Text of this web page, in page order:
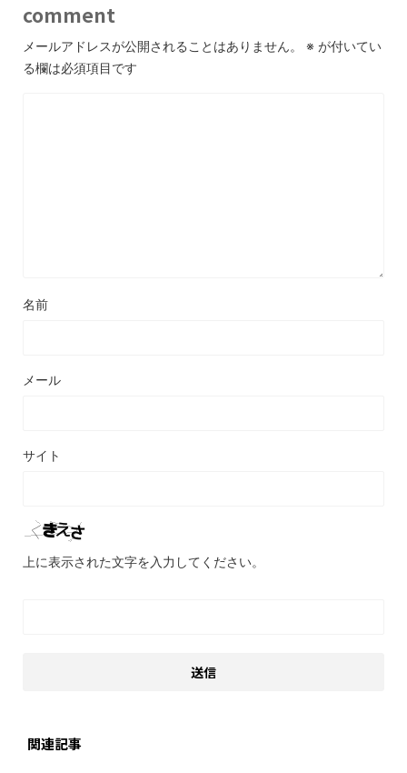
comment
メールアドレスが公開されることはありません。 ※ が付いてい
る欄は必須項目です
名前
メール
サイト
上に表示された文字を入力してください。
関連記事